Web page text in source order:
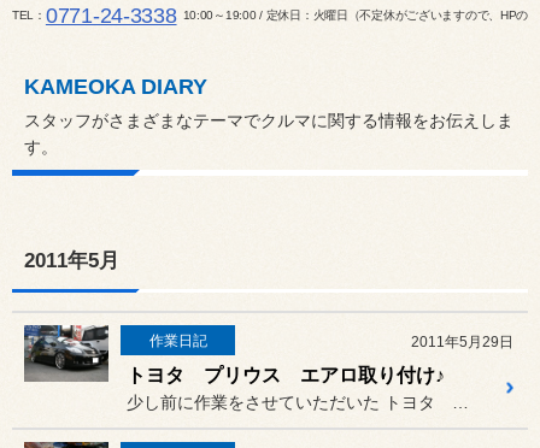
TEL 0771-24-3338 10:00～19:00 / 定休日：火曜日（不定休がございますので、HPの
KAMEOKA DIARY
スタッフがさまざまなテーマでクルマに関する情報をお伝えしま
す。
2011年5月
作業日記 2011年5月29日
トヨタ プリウス エアロ取り付け♪